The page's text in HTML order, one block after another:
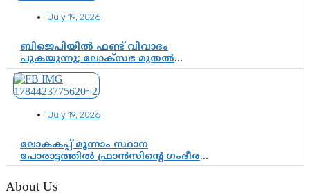
July 19, 2026
ബിജെപിയിൽ ഫണ്ട് വിവാദം
പുകയുന്നു; ലോക്സഭ മുതൽ
നിയമസഭ വരെ 140 മണ്ഡലങ്ങളിലെ
ഫണ്ട് വിനിയോഗം
പരിശോധിക്കുമോ? കേന്ദ്രത്തിനും
ഘടകത്തോട് അതൃപ്തി
July 19, 2026
ലോകകപ്പ് മൂന്നാം സ്ഥാന
പോരാട്ടത്തിൽ ഫ്രാൻസിന്റെ ഗംഭീര
തിരിച്ചുവരവ്; ഗോൾവേട്ടയിൽ
മെസ്സിയെ മറികടന്ന് എംബാപ്പെ
About Us